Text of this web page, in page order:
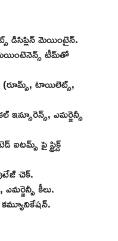
డిసిప్లిన్ మెయింటైన్.
మెయింటెనెన్స్ టీమ్‌తో
(రూమ్స్, టాయిలెట్స్,
ఇన్సూరెన్స్, ఎమర్జెన్సీ
పై స్ట్రిక్ట్
చెక్.
కీలు.